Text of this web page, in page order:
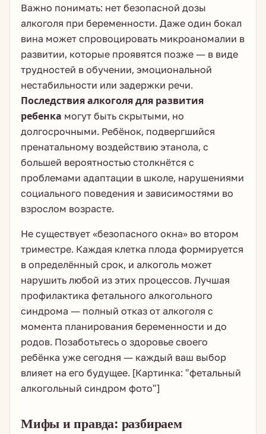
Важно понимать: нет безопасной дозы
алкоголя при беременности. Даже один бокал
вина может спровоцировать микроаномалии в
развитии, которые проявятся позже — в виде
трудностей в обучении, эмоциональной
нестабильности или задержки речи.
Последствия алкоголя для развития
ребенка могут быть скрытыми, но
долгосрочными. Ребёнок, подвергшийся
пренатальному воздействию этанола, с
большей вероятностью столкнётся с
проблемами адаптации в школе, нарушениями
социального поведения и зависимостями во
взрослом возрасте.
Не существует «безопасного окна» во втором
триместре. Каждая клетка плода формируется
в определённый срок, и алкоголь может
нарушить любой из этих процессов. Лучшая
профилактика фетального алкогольного
синдрома — полный отказ от алкоголя с
момента планирования беременности и до
родов. Позаботьтесь о здоровье своего
ребёнка уже сегодня — каждый ваш выбор
влияет на его будущее. [Картинка: "фетальный
алкогольный синдром фото"]
Мифы и правда: разбираем